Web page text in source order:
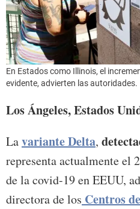
En Estados como Illinois, el
evidente, advierten las autoridades.
Los Ángeles, Estados
Lavariante Delta,
representa actualmente el
de la covid-19 en EEUU,
directora de los Centros